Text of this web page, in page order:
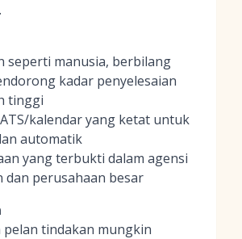
seperti manusia, berbilang
kadar penyelesaian
tinggi
kalendar yang ketat untuk
automatik
yang terbukti dalam agensi
dan perusahaan besar
pelan tindakan mungkin